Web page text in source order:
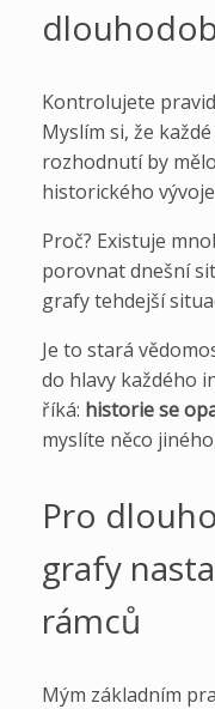
Kontrolujete
Myslím si, že
rozhodnutí by
historického
Proč? Existuje
porovnat dnešní
grafy tehdejší
Je to stará
do hlavy každého
říká: historie se
myslíte něco
Pro
grafy
rámců
Mým základním